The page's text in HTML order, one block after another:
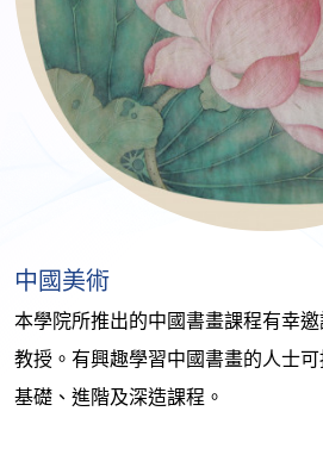
中國美術
本學院所推出的中國書畫課程有幸
教授。有興趣學習中國書畫的人士
基礎、進階及深造課程。